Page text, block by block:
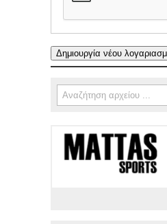
Φόρμα αναζήτησης
Αναζήτηση